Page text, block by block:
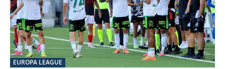
EUROPA LEAGUE